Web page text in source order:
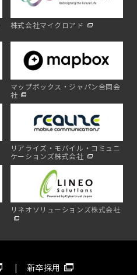
株式会社マイクロアド
マップボックス・ジャパン合同会
社
リアライズ・モバイル・コミュニ
ケーションズ株式会社
リネオソリューションズ株式会社
新卒採用